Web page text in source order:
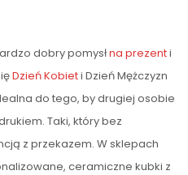
dobry pomysłna prezenti
Dzień Kobieti Dzień Mężczyzn
do tego, by drugiej osobie
Taki, który bez
z przekazem. W sklepach
ceramiczne kubki z